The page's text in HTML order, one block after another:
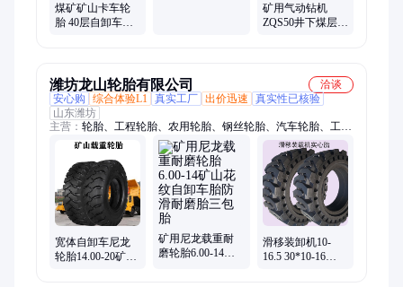
煤矿矿山卡车轮
胎 40层自卸车轮
矿用气动钻机
ZQS50井下煤层钻
潍坊龙山轮胎有限公司
洽谈
安心购
综合体验L1 真实工厂 出价迅速
真实性已核验
山东潍坊
主营： 轮胎、工程轮胎、农用轮胎、钢丝轮胎、汽车轮胎、工具
车轮胎
宽体自卸车尼龙
轮胎14.00-20矿山
矿用尼龙载重耐
磨轮胎6.00-14矿
滑移装卸机10-
16.5 30*10-16